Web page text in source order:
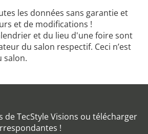
les données sans garantie et
et de modifications !
et du lieu d'une foire sont
du salon respectif. Ceci n’est
salon.
TecStyle Visions ou télécharger
!